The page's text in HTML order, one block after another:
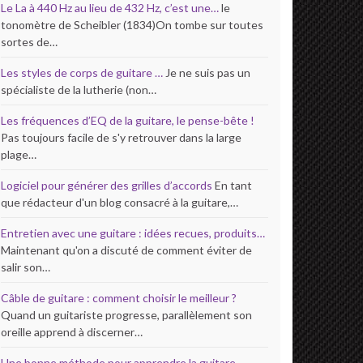
Le La à 440 Hz au lieu de 432 Hz, c’est une…le
tonomètre de Scheibler (1834)On tombe sur toutes
sortes de…
Les styles de corps de guitare … Je ne suis pas un
spécialiste de la lutherie (non…
Les fréquences d’EQ de la guitare, le pense-bête !
Pas toujours facile de s'y retrouver dans la large
plage…
Logiciel pour générer des grilles d’accords En tant
que rédacteur d'un blog consacré à la guitare,…
Entretien avec une guitare : idées recues, produits…
Maintenant qu'on a discuté de comment éviter de
salir son…
Câble de guitare : comment choisir le meilleur ?
Quand un guitariste progresse, parallèlement son
oreille apprend à discerner…